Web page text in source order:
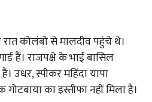
कोलंबो से मालदीव पहुंचे थे।
हैं। राजपक्षे के भाई बासिल
उधर, स्पीकर महिंदा यापा
का इस्तीफा नहीं मिला है।